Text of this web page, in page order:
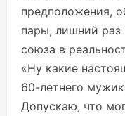
предположения,
пары, лишний раз
союза в
«Ну какие
60-летнего
Допускаю, что